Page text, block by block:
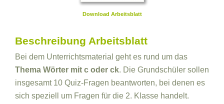
Download Arbeitsblatt
Beschreibung Arbeitsblatt
Bei dem Unterrichtsmaterial geht es rund um das
Thema Wörter mit c oder ck. Die Grundschüler sollen
insgesamt 10 Quiz-Fragen beantworten, bei denen es
sich speziell um Fragen für die 2. Klasse handelt.